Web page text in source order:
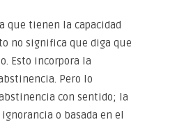
que tienen la capacidad
no significa que diga que
Esto incorpora la
Pero lo
con sentido; la
o basada en el